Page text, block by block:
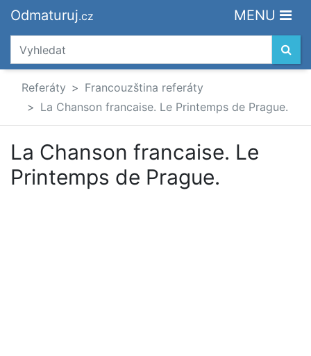
Odmaturuj.cz MENU
Referáty
Francouzština referáty
La Chanson francaise. Le Printemps de Prague.
La Chanson francaise. Le
Printemps de Prague.